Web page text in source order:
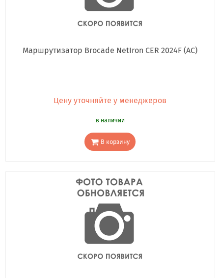
Маршрутизатор Brocade NetIron CER 2024F (AC)
Цену уточняйте у менеджеров
в наличии
В корзину